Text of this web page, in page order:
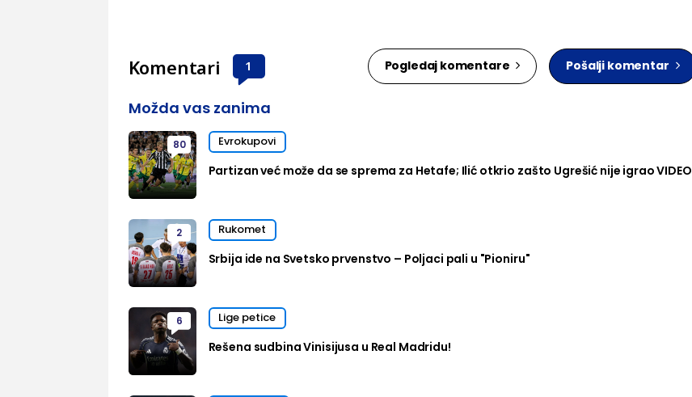
Komentari 1 Pogledaj komentare Pošalji komentar
Možda vas zanima
80 Evrokupovi
Partizan već može da se sprema za Hetafe; Ilić otkrio zašto Ugrešić nije igrao VIDEO
2 Rukomet
Srbija ide na Svetsko prvenstvo – Poljaci pali u "Pioniru"
6 Lige petice
Rešena sudbina Vinisijusa u Real Madridu!